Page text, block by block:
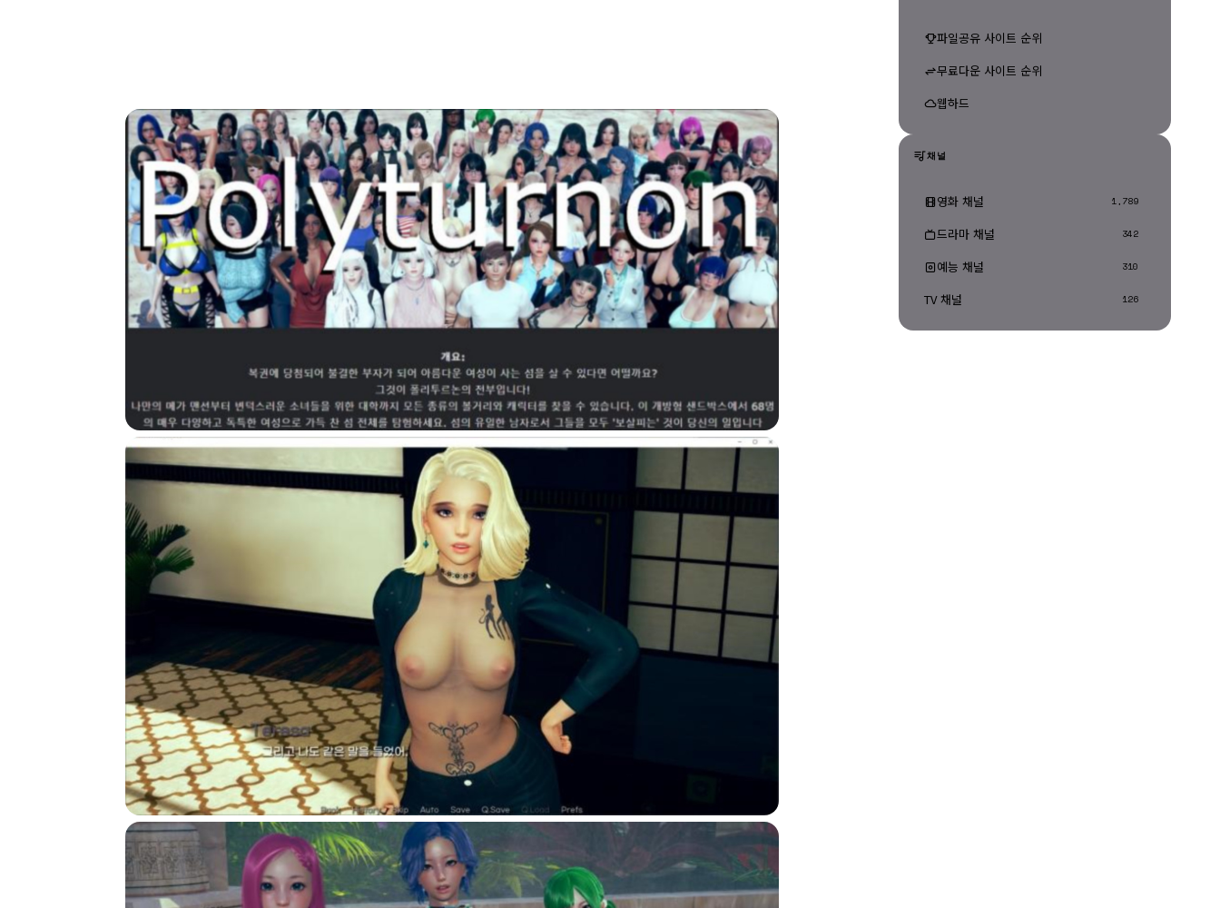
파일공유 사이트 순위
무료다운 사이트 순위
웹하드
채널
영화 채널 1,789
드라마 채널 342
예능 채널 310
TV 채널 126